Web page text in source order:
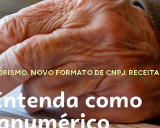
,NOVO FORMATO DE CNPJ,RECEITA
como